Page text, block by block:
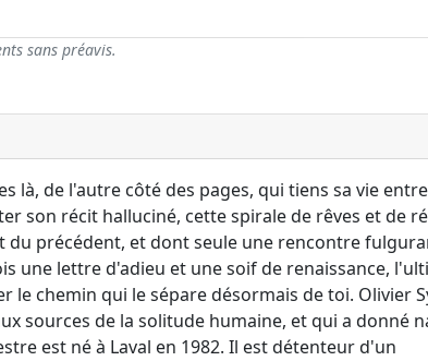
sans préavis.
là, de l'autre côté des pages, qui tiens sa vie
son récit halluciné, cette spirale de rêves et de
du précédent, et dont seule une rencontre
une lettre d'adieu et une soif de renaissance,
chemin qui le sépare désormais de toi. Olivier
sources de la solitude humaine, et qui a donné
est né à Laval en 1982. Il est détenteur d'un